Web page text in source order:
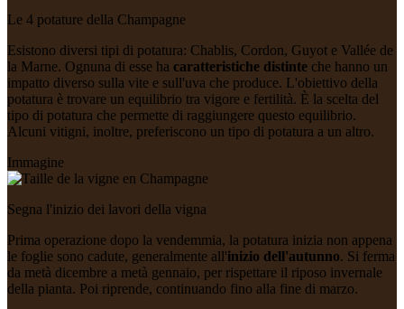
Le 4 potature della Champagne
Esistono diversi tipi di potatura: Chablis, Cordon, Guyot e Vallée de
la Marne. Ognuna di esse ha caratteristiche distinte che hanno un
impatto diverso sulla vite e sull'uva che produce. L'obiettivo della
potatura è trovare un equilibrio tra vigore e fertilità. È la scelta del
tipo di potatura che permette di raggiungere questo equilibrio.
Alcuni vitigni, inoltre, preferiscono un tipo di potatura a un altro.
Immagine
Segna l'inizio dei lavori della vigna
Prima operazione dopo la vendemmia, la potatura inizia non appena
le foglie sono cadute, generalmente all'inizio dell'autunno. Si ferma
da metà dicembre a metà gennaio, per rispettare il riposo invernale
della pianta. Poi riprende, continuando fino alla fine di marzo.